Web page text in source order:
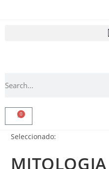
0
Seleccionado: